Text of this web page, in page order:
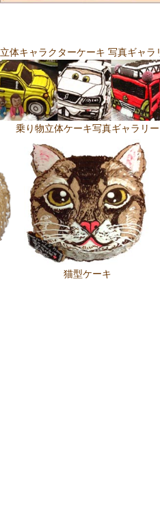
立体キャラクターケーキ 写真ギャラ
乗り物立体ケーキ写真ギャラリー
猫型ケーキ